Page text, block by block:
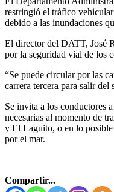
restringió el tráfico
debido a las inundaciones
El director del DATT, José
por la seguridad vial de los
“Se puede circular por las
carrera tercera para salir del
Se invita a los conductores
necesarias al momento de
y El Laguito, o en lo
por el mar.
Compartir...